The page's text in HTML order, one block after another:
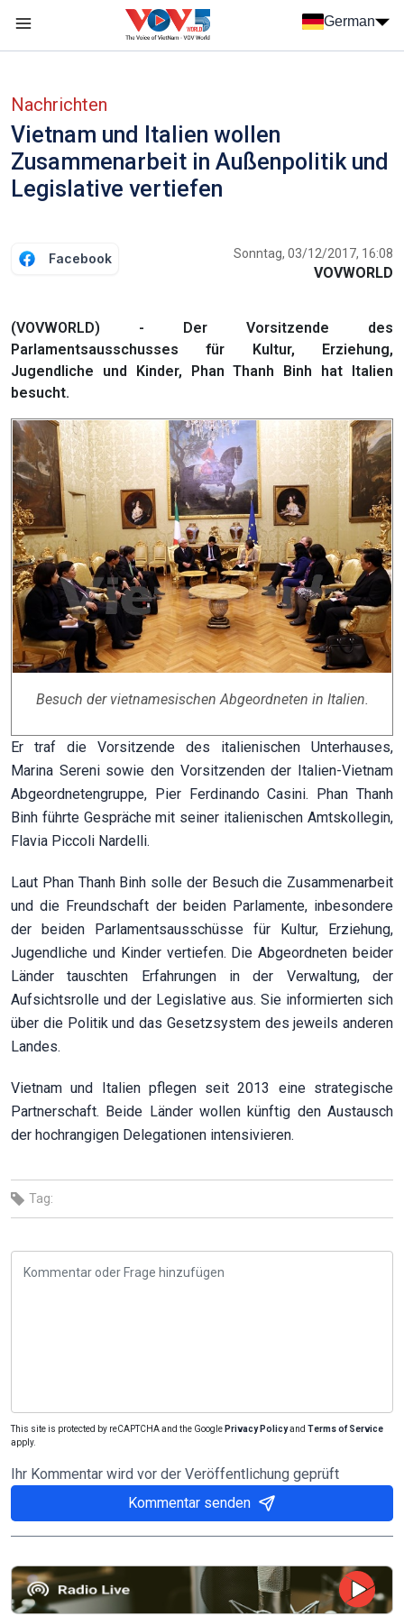
German
Nachrichten
Vietnam und Italien wollen
Zusammenarbeit in Außenpolitik und
Legislative vertiefen
Facebook Sonntag, 03/12/2017, 16:08
VOVWORLD
(VOVWORLD) - Der Vorsitzende des
Parlamentsausschusses für Kultur, Erziehung,
Jugendliche und Kinder, Phan Thanh Binh hat Italien
besucht.
Besuch der vietnamesischen Abgeordneten in Italien.
Er traf die Vorsitzende des italienischen Unterhauses,
Marina Sereni sowie den Vorsitzenden der Italien-Vietnam
Abgeordnetengruppe, Pier Ferdinando Casini. Phan Thanh
Binh führte Gespräche mit seiner italienischen Amtskollegin,
Flavia Piccoli Nardelli.
Laut Phan Thanh Binh solle der Besuch die Zusammenarbeit
und die Freundschaft der beiden Parlamente, inbesondere
der beiden Parlamentsausschüsse für Kultur, Erziehung,
Jugendliche und Kinder vertiefen. Die Abgeordneten beider
Länder tauschten Erfahrungen in der Verwaltung, der
Aufsichtsrolle und der Legislative aus. Sie informierten sich
über die Politik und das Gesetzsystem des jeweils anderen
Landes.
Vietnam und Italien pflegen seit 2013 eine strategische
Partnerschaft. Beide Länder wollen künftig den Austausch
der hochrangigen Delegationen intensivieren.
Tag:
This site is protected by reCAPTCHA and the Google Privacy Policyand Terms of Service
apply.
Ihr Kommentar wird vor der Veröffentlichung geprüft
Kommentar senden